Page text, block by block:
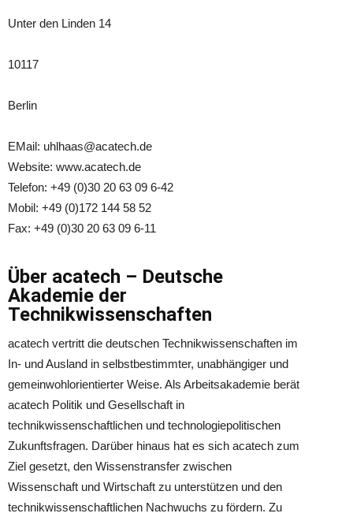
Unter den Linden 14
10117
Berlin
EMail: uhlhaas@acatech.de
Website: www.acatech.de
Telefon: +49 (0)30 20 63 09 6-42
Mobil: +49 (0)172 144 58 52
Fax: +49 (0)30 20 63 09 6-11
Über acatech – Deutsche
Akademie der
Technikwissenschaften
acatech vertritt die deutschen Technikwissenschaften im
In- und Ausland in selbstbestimmter, unabhängiger und
gemeinwohlorientierter Weise. Als Arbeitsakademie berät
acatech Politik und Gesellschaft in
technikwissenschaftlichen und technologiepolitischen
Zukunftsfragen. Darüber hinaus hat es sich acatech zum
Ziel gesetzt, den Wissenstransfer zwischen
Wissenschaft und Wirtschaft zu unterstützen und den
technikwissenschaftlichen Nachwuchs zu fördern. Zu